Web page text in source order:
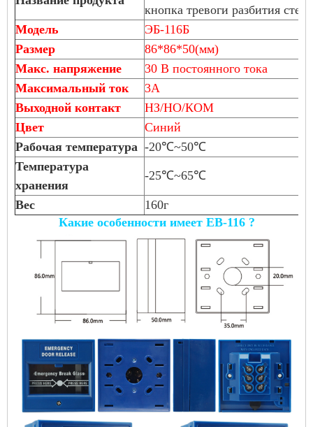
кнопка тревоги разбития
Модель
ЭБ-116Б
Размер
86*86*50(мм)
Макс. напряжение
30 В постоянного тока
Максимальный ток
3А
Выходной контакт
НЗ/НО/КОМ
Цвет
Синий
Рабочая температура -20℃~50℃
Температура
хранения
-25℃~65℃
Вес
160г
Какие особенности имеет EB-116 ?